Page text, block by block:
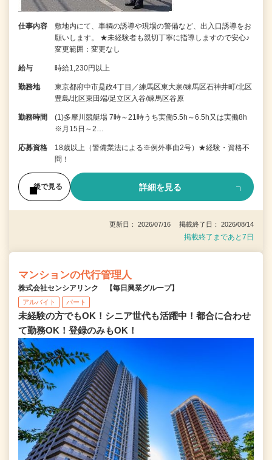
仕事内容
敷地内にて、車輌の誘導や現場の警備など、出入口誘導をお
願いします。 ★未経験者も親切丁寧に指導しますので安心♪
変更範囲：変更なし
給与 時給1,230円以上
勤務地
東京都府中市是政4丁目／練馬区東大泉/練馬区石神井町/北区
豊島/北区東田端/足立区入谷/練馬区谷原
勤務時間
(1)多摩川競艇場 7時～21時うち実働5.5h～6.5h又は実働8h
※月15日～2…
応募資格
18歳以上（警備業法による※例外事由2号）★経験・資格不
問！
後で見る 詳細を見る
更新日： 2026/07/16 掲載終了日： 2026/08/14
掲載終了まであと7日
マンションの代行管理人
株式会社センシアリンク 【毎日興業グループ】
アルバイト パート
未経験の方でもOK！シニア世代も活躍中！都合に合わせ
て勤務OK！登録のみもOK！